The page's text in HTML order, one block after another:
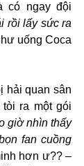
có ngay đội
rồi lấy sức ra
uống Coca
hải quan sân
ra một gói
giờ nhìn thấy
fan cuồng
hơn ư?? –